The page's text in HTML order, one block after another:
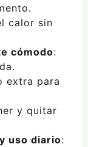
calor sin
cómodo:
extra para
y quitar
uso diario: